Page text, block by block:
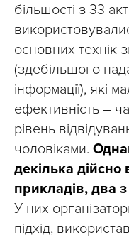
більшості з 33
основних технік
(здебільшого
інформації), які
ефективність –
рівень
чоловіками.
декілька дійсно
прикладів, два
У них
підхід,